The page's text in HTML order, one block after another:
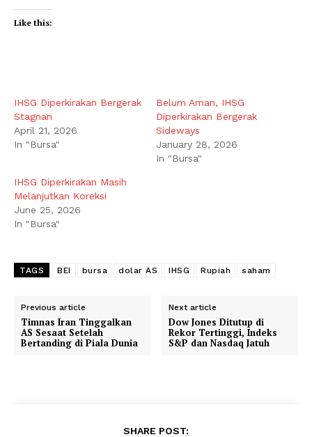
Like this:
IHSG Diperkirakan Bergerak
Stagnan
April 21, 2026
In "Bursa"
Belum Aman, IHSG
Diperkirakan Bergerak
Sideways
January 28, 2026
In "Bursa"
IHSG Diperkirakan Masih
Melanjutkan Koreksi
June 25, 2026
In "Bursa"
TAGS BEI bursa dolar AS IHSG Rupiah saham
Previous article
Timnas Iran Tinggalkan
AS Sesaat Setelah
Bertanding di Piala Dunia
Next article
Dow Jones Ditutup di
Rekor Tertinggi, Indeks
S&P dan Nasdaq Jatuh
SHARE POST: